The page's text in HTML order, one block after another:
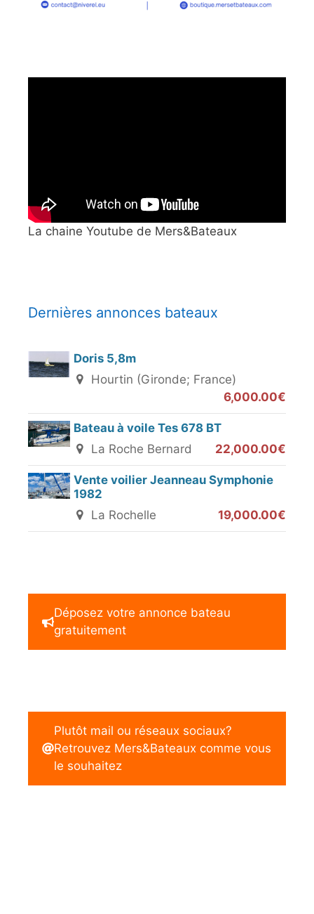
La chaine Youtube de Mers&Bateaux
Dernières annonces bateaux
Doris 5,8m
Hourtin (Gironde; France)
6,000.00€
Bateau à voile Tes 678 BT
La Roche Bernard
22,000.00€
Vente voilier Jeanneau Symphonie
1982
La Rochelle
19,000.00€
Déposez votre annonce bateau
gratuitement
Plutôt mail ou réseaux sociaux?
Retrouvez Mers&Bateaux comme vous
le souhaitez